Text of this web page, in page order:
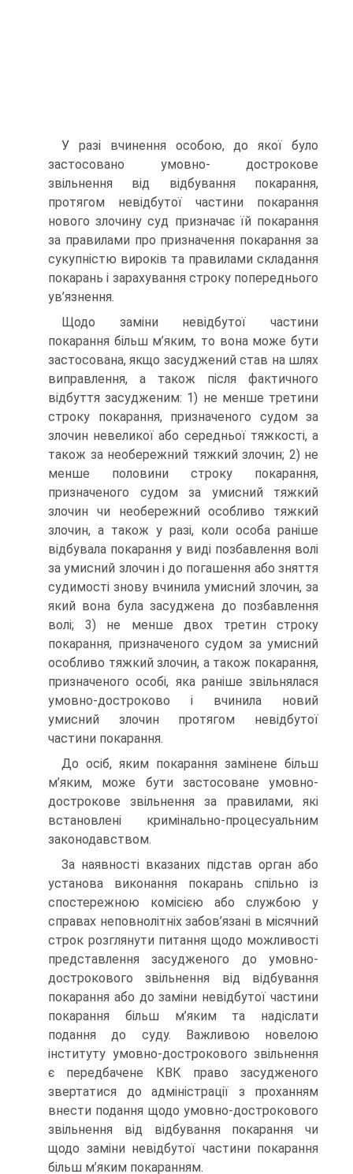
У разі вчинення особою, до якої було
застосовано умовно- дострокове
звільнення від відбування покарання,
протягом невідбутої частини покарання
нового злочину суд призначає їй покарання
за правилами про призначення покарання за
сукупністю вироків та правилами складання
покарань і зарахування строку попереднього
ув’язнення.
Щодо заміни невідбутої частини
покарання більш м’яким, то вона може бути
застосована, якщо засуджений став на шлях
виправ­лення, а також після фактичного
відбуття засудженим: 1) не менше третини
строку покарання, призначеного судом за
злочин невеликої або середньої тяжкості, а
також за необережний тяжкий злочин; 2) не
менше половини строку покарання,
призначеного судом за умисний тяжкий
злочин чи необережний особливо тяжкий
злочин, а також у разі, коли особа раніше
відбувала покарання у виді позбавлення волі
за умисний злочин і до погашення або зняття
судимості знову вчинила умисний злочин, за
який вона була засуджена до позбавлен­ня
волі; 3) не менше двох третин строку
покарання, призначеного судом за умисний
особливо тяжкий злочин, а також покарання,
при­значеного особі, яка раніше звільнялася
умовно-достроково і вчини­ла новий
умисний злочин протягом невідбутої
частини покарання.
До осіб, яким покарання замінене більш
м’яким, може бути за­стосоване умовно-
дострокове звільнення за правилами, які
встанов­лені кримінально-процесуальним
законодавством.
За наявності вказаних підстав орган або
установа виконання по­карань спільно із
спостережною комісією або службою у
справах неповнолітніх забов’язані в місячний
строк розглянути питання щодо можливості
представлення засудженого до умовно-
дострокового звільнення від відбування
покарання або до заміни невідбутої части­ни
покарання більш м’яким та надіслати
подання до суду. Важливою новелою
інституту умовно-дострокового звільнення
є передбачене КВК право засудженого
звертатися до адміністрації з проханням
вне­сти подання щодо умовно-дострокового
звільнення від відбування покарання чи
щодо заміни невідбутої частини покарання
більш м’яким покаранням.